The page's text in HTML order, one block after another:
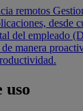
remotos
desde
del empleado
manera
uso